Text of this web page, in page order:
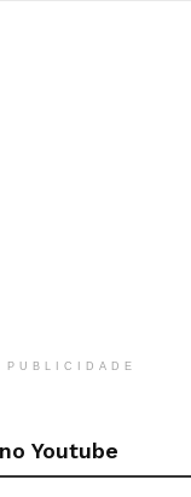
PUBLICIDADE
Youtube